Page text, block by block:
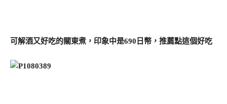
可解酒又好吃的關東煮，印象中是690日幣，推薦點這個好吃